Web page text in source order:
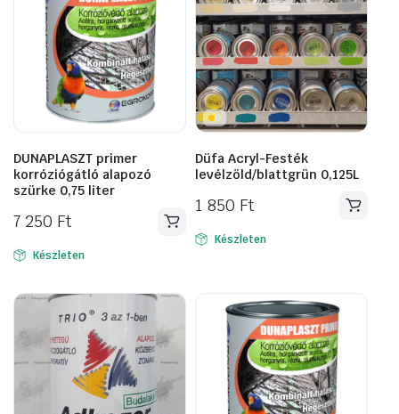
DUNAPLASZT primer
korróziógátló alapozó
szürke 0,75 liter
7 250 Ft
Készleten
Düfa Acryl-Festék
levélzöld/blattgrün 0,125L
1 850 Ft
Készleten